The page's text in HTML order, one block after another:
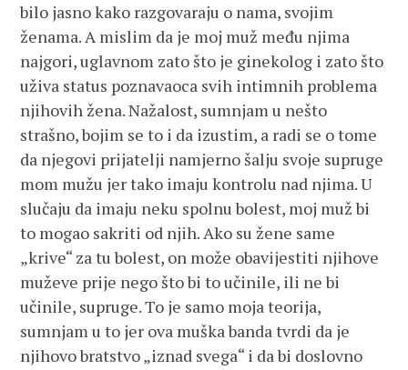
bilo jasno kako razgovaraju o nama, svojim
ženama. A mislim da je moj muž među njima
najgori, uglavnom zato što je ginekolog i zato što
uživa status poznavaoca svih intimnih problema
njihovih žena. Nažalost, sumnjam u nešto
strašno, bojim se to i da izustim, a radi se o tome
da njegovi prijatelji namjerno šalju svoje supruge
mom mužu jer tako imaju kontrolu nad njima. U
slučaju da imaju neku spolnu bolest, moj muž bi
to mogao sakriti od njih. Ako su žene same
„krive“ za tu bolest, on može obavijestiti njihove
muževe prije nego što bi to učinile, ili ne bi
učinile, supruge. To je samo moja teorija,
sumnjam u to jer ova muška banda tvrdi da je
njihovo bratstvo „iznad svega“ i da bi doslovno